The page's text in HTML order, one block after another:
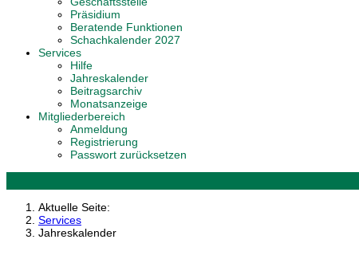
Präsidium
Beratende Funktionen
Schachkalender 2027
Services
Hilfe
Jahreskalender
Beitragsarchiv
Monatsanzeige
Mitgliederbereich
Anmeldung
Registrierung
Passwort zurücksetzen
Aktuelle Seite:
Services
Jahreskalender